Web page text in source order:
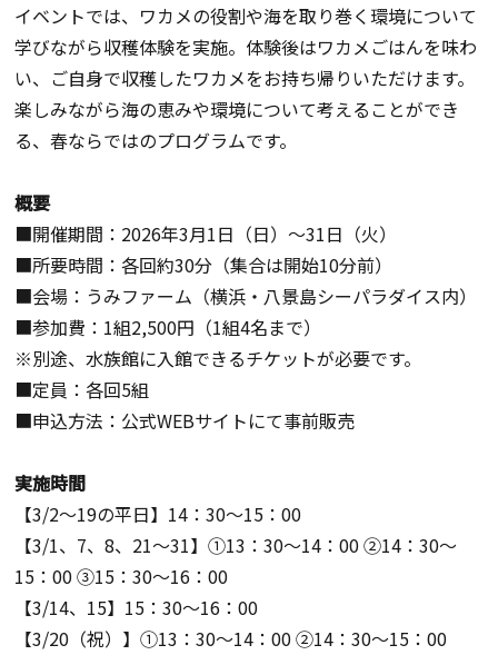
イベントでは、ワカメの役割や海を取り巻く環境について
学びながら収穫体験を実施。体験後はワカメごはんを味わ
い、ご自身で収穫したワカメをお持ち帰りいただけます。
楽しみながら海の恵みや環境について考えることができ
る、春ならではのプログラムです。
概要
■開催期間：2026年3月1日（日）～31日（火）
■所要時間：各回約30分（集合は開始10分前）
■会場：うみファーム（横浜・八景島シーパラダイス内）
■参加費：1組2,500円（1組4名まで）
※別途、水族館に入館できるチケットが必要です。
■定員：各回5組
■申込方法：公式WEBサイトにて事前販売
実施時間
【3/2～19の平日】14：30～15：00
【3/1、7、8、21～31】①13：30～14：00 ②14：30～
15：00 ③15：30～16：00
【3/14、15】15：30～16：00
【3/20（祝）】①13：30～14：00 ②14：30～15：00